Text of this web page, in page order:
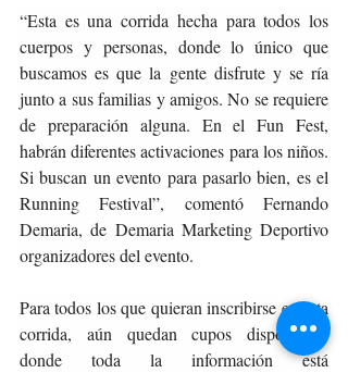
“Esta es una corrida hecha para todos los
cuerpos y personas, donde lo único que
buscamos es que la gente disfrute y se ría
junto a sus familias y amigos. No se requiere
de preparación alguna. En el Fun Fest,
habrán diferentes activaciones para los niños.
Si buscan un evento para pasarlo bien, es el
Running Festival”, comentó Fernando
Demaria, de Demaria Marketing Deportivo
organizadores del evento.
Para todos los que quieran inscribirse en esta
corrida, aún quedan cupos disponibles,
donde toda la información está